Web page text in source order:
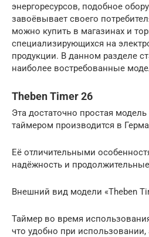
энергоресурсов, подобное
завоёвывает своего
можно купить в магазинах и
специализирующихся на
продукции. В данном разделе
наиболее востребованные
Theben Timer 26
Эта достаточно простая
таймером производится в
Её отличительными
надёжность и
Внешний вид модели «Theben
Таймер во время
что удобно при использовании,